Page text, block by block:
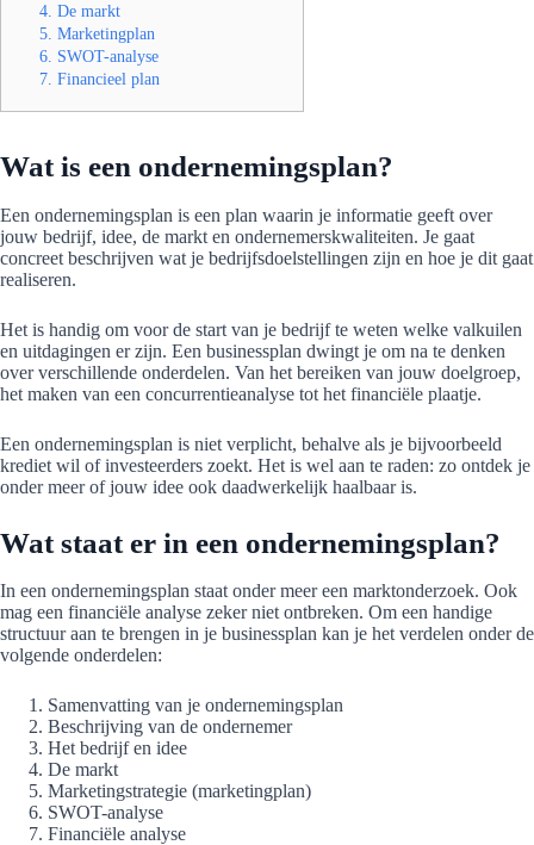
4. De markt
5. Marketingplan
6. SWOT-analyse
7. Financieel plan
Wat is een ondernemingsplan?
Een ondernemingsplan is een plan waarin je informatie geeft over
jouw bedrijf, idee, de markt en ondernemerskwaliteiten. Je gaat
concreet beschrijven wat je bedrijfsdoelstellingen zijn en hoe je dit gaat
realiseren.
Het is handig om voor de start van je bedrijf te weten welke valkuilen
en uitdagingen er zijn. Een businessplan dwingt je om na te denken
over verschillende onderdelen. Van het bereiken van jouw doelgroep,
het maken van een concurrentieanalyse tot het financiële plaatje.
Een ondernemingsplan is niet verplicht, behalve als je bijvoorbeeld
krediet wil of investeerders zoekt. Het is wel aan te raden: zo ontdek je
onder meer of jouw idee ook daadwerkelijk haalbaar is.
Wat staat er in een ondernemingsplan?
In een ondernemingsplan staat onder meer een marktonderzoek. Ook
mag een financiële analyse zeker niet ontbreken. Om een handige
structuur aan te brengen in je businessplan kan je het verdelen onder de
volgende onderdelen:
Samenvatting van je ondernemingsplan
Beschrijving van de ondernemer
Het bedrijf en idee
De markt
Marketingstrategie (marketingplan)
SWOT-analyse
Financiële analyse